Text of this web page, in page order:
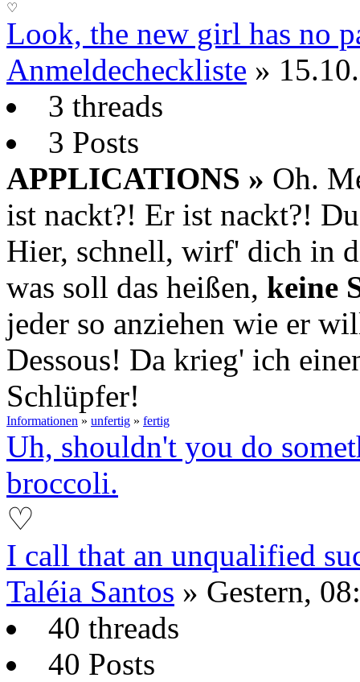
♡
Look, the new girl has no
Anmeldecheckliste »
3 threads
3 Posts
APPLICATIONS » Oh.
ist nackt?! Er ist nackt?!
Hier, schnell, wirf' dich in
was soll das heißen, keine
jeder so anziehen wie er
Dessous! Da krieg' ich
Schlüpfer!
Informationen » unfertig » fertig
Uh, shouldn't you do
broccoli.
♡
I call that an unqualified
Taléia Santos » Gestern,
40 threads
40 Posts